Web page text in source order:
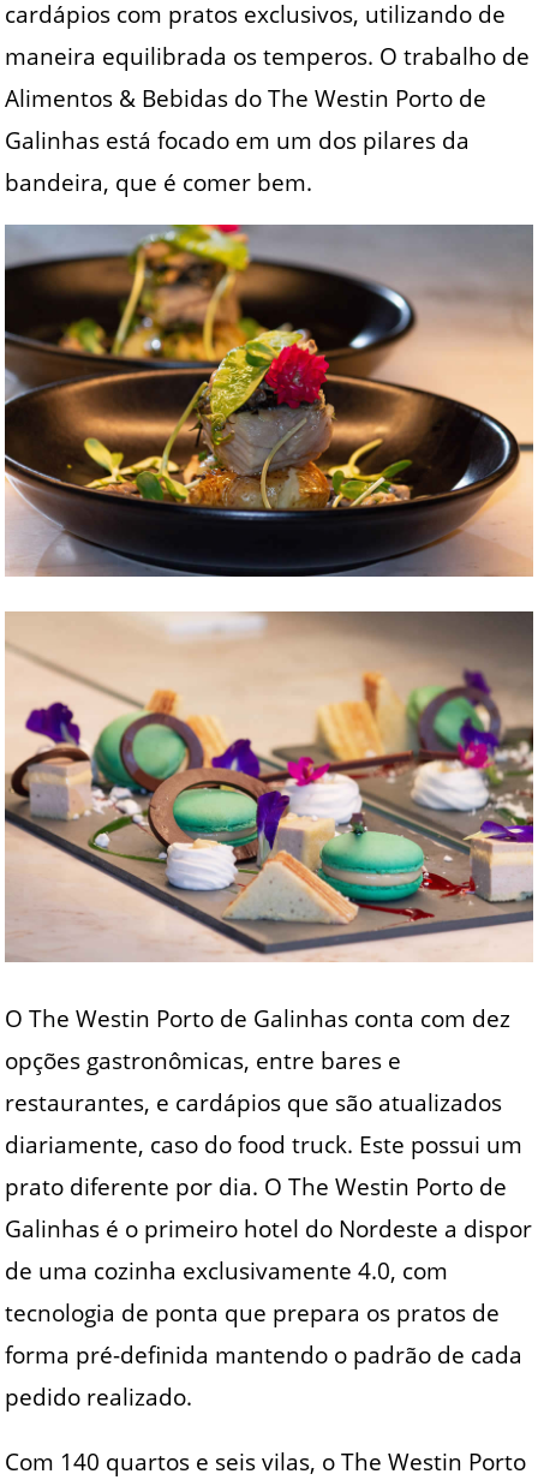
cardápios com pratos exclusivos, utilizando de
maneira equilibrada os temperos. O trabalho de
Alimentos & Bebidas do The Westin Porto de
Galinhas está focado em um dos pilares da
bandeira, que é comer bem.
O The Westin Porto de Galinhas conta com dez
opções gastronômicas, entre bares e
restaurantes, e cardápios que são atualizados
diariamente, caso do food truck. Este possui um
prato diferente por dia. O The Westin Porto de
Galinhas é o primeiro hotel do Nordeste a dispor
de uma cozinha exclusivamente 4.0, com
tecnologia de ponta que prepara os pratos de
forma pré-definida mantendo o padrão de cada
pedido realizado.
Com 140 quartos e seis vilas, o The Westin Porto